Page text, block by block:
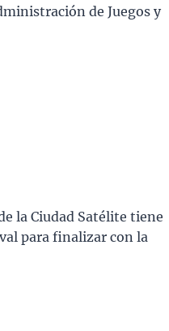
de Juegos y
la Ciudad Satélite tiene
para finalizar con la